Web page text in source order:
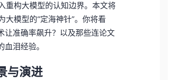
重构大模型的认知边界。本文将
模型的“定海神针”。你将看
让准确率飙升？以及那些连论文
泪经验。
与演进